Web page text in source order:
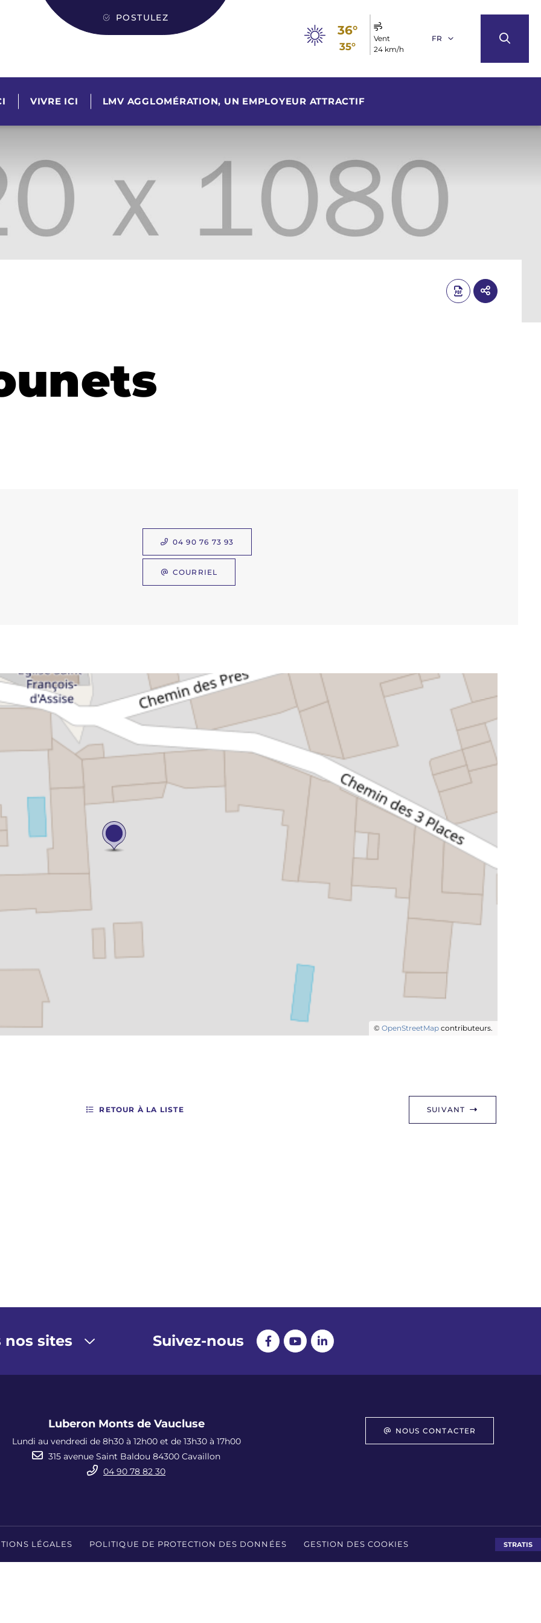
POSTULEZ
36°
35°
Vent
24 km/h
FR
VIVRE ICI LMV AGGLOMÉRATION, UN EMPLOYEUR ATTRACTIF
04 90 76 73 93
COURRIEL
© OpenStreetMap contributeurs.
RETOUR À LA LISTE SUIVANT
nos sites Suivez-nous
Luberon Monts de Vaucluse
Lundi au vendredi de 8h30 à 12h00 et de 13h30 à 17h00
315 avenue Saint Baldou 84300 Cavaillon
04 90 78 82 30
NOUS CONTACTER
LÉGALES POLITIQUE DE PROTECTION DES DONNÉES GESTION DES COOKIES STRATIS